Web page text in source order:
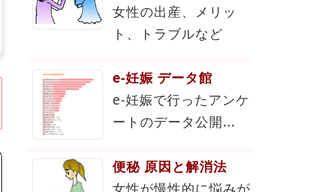
女性の出産、メリッ
ト、トラブルなど
e-妊娠 データ館
e-妊娠で行ったアンケ
ートのデータ公開...
便秘 原因と解消法
女性が慢性的に悩みが